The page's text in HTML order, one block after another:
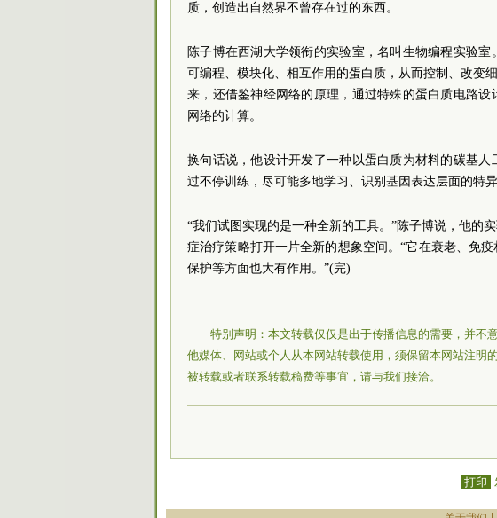
质，创造出自然界不曾存在过的东西。
陈子博在西湖大学领衔的实验室，名叫生物编程实验
可编程、模块化、相互作用的蛋白质，从而控制、改变
来，还借鉴神经网络的原理，通过特殊的蛋白质电路
网络的计算。
换句话说，他设计开发了一种以蛋白质为材料的碳基
过不停训练，尽可能多地学习、识别基因表达层面的特
“我们试图实现的是一种全新的工具。”陈子博说，他的
症治疗策略打开一片全新的想象空间。“它在衰老、免
保护等方面也大有作用。”(完)
特别声明：本文转载仅仅是出于传播信息的需要，并不
他媒体、网站或个人从本网站转载使用，须保留本网站注明
被转载或者联系转载稿费等事宜，请与我们接洽。
打印